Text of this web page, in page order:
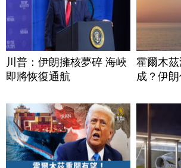
川普：伊朗擁核夢碎 海峽
即將恢復通航
霍爾木
成？伊